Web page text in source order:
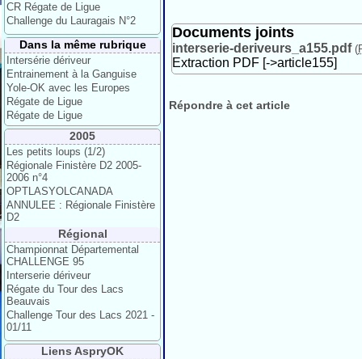
CR Régate de Ligue
Challenge du Lauragais N°2
Dans la même rubrique
Intersérie dériveur
Entrainement à la Ganguise
Yole-OK avec les Europes
Régate de Ligue
Régate de Ligue
2005
Les petits loups (1/2)
Régionale Finistère D2 2005-
2006 n°4
OPTLASYOLCANADA
ANNULEE : Régionale Finistère
D2
Régional
Championnat Départemental
CHALLENGE 95
Interserie dériveur
Régate du Tour des Lacs
Beauvais
Challenge Tour des Lacs 2021 -
01/11
Liens AspryOK
Documents joints
interserie-deriveurs_a155.pdf (
Extraction PDF [->article155]
Répondre à cet article